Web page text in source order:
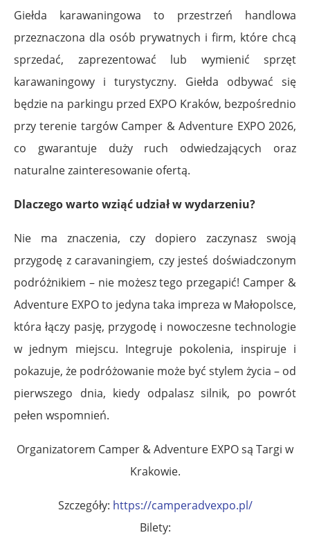
Giełda karawaningowa to przestrzeń handlowa
przeznaczona dla osób prywatnych i firm, które chcą
sprzedać, zaprezentować lub wymienić sprzęt
karawaningowy i turystyczny. Giełda odbywać się
będzie na parkingu przed EXPO Kraków, bezpośrednio
przy terenie targów Camper & Adventure EXPO 2026,
co gwarantuje duży ruch odwiedzających oraz
naturalne zainteresowanie ofertą.
Dlaczego warto wziąć udział w wydarzeniu?
Nie ma znaczenia, czy dopiero zaczynasz swoją
przygodę z caravaningiem, czy jesteś doświadczonym
podróżnikiem – nie możesz tego przegapić! Camper &
Adventure EXPO to jedyna taka impreza w Małopolsce,
która łączy pasję, przygodę i nowoczesne technologie
w jednym miejscu. Integruje pokolenia, inspiruje i
pokazuje, że podróżowanie może być stylem życia – od
pierwszego dnia, kiedy odpalasz silnik, po powrót
pełen wspomnień.
Organizatorem Camper & Adventure EXPO są Targi w
Krakowie.
Szczegóły: https://camperadvexpo.pl/
Bilety: